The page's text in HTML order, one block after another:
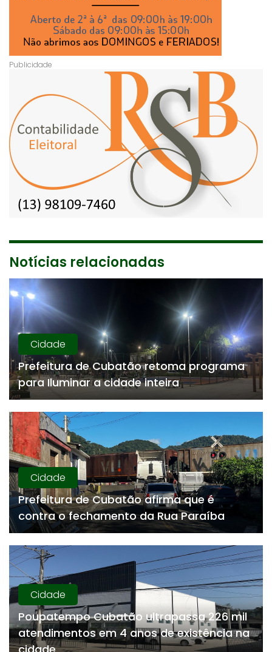
Notícias relacionadas
Cidade
Prefeitura de Cubatão retoma programa
para Iluminar a cidade inteira
Cidade
Prefeitura de Cubatão afirma que é
contra o fechamento da Rua Paraíba
Cidade
Poupatempo Cubatão ultrapassa 226 mil
atendimentos em 4 anos de existência na